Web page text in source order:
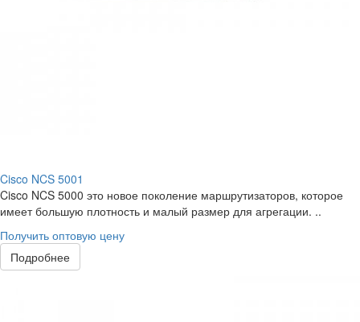
Cisco NCS 5001
Cisco NCS 5000 это новое поколение маршрутизаторов, которое
имеет большую плотность и малый размер для агрегации. ..
Получить оптовую цену
Подробнее